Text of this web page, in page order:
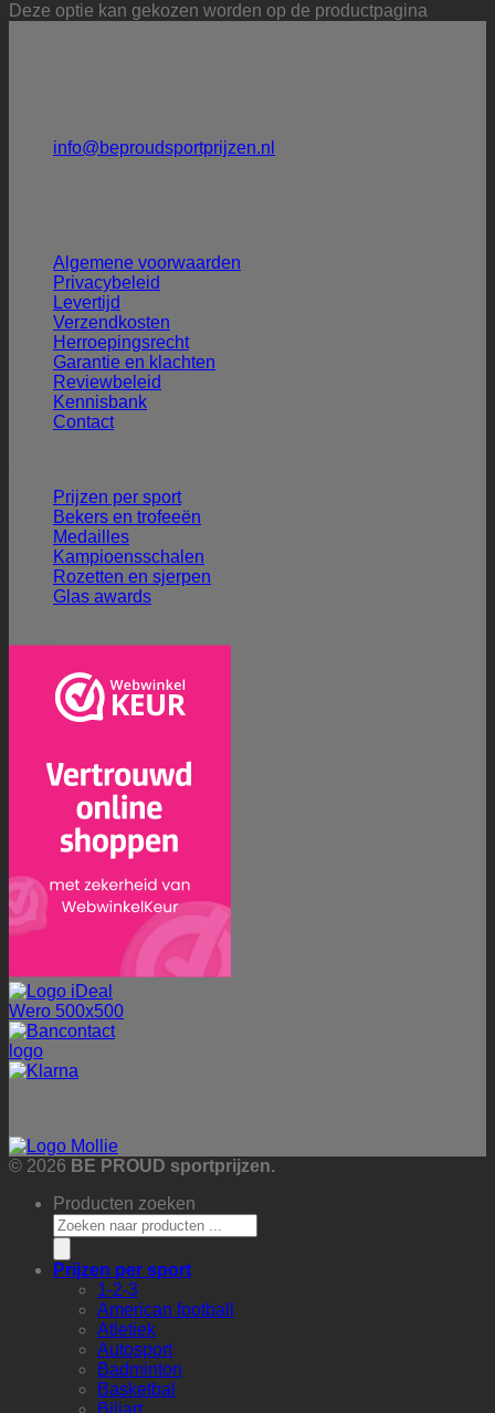
Deze optie kan gekozen worden op de productpagina
info@beproudsportprijzen.nl
Algemene voorwaarden
Privacybeleid
Levertijd
Verzendkosten
Herroepingsrecht
Garantie en klachten
Reviewbeleid
Kennisbank
Contact
Prijzen per sport
Bekers en trofeeën
Medailles
Kampioensschalen
Rozetten en sjerpen
Glas awards
© 2026 BE PROUD sportprijzen.
Producten zoeken
Prijzen per sport
1-2-3
American football
Atletiek
Autosport
Badminton
Basketbal
Biljart